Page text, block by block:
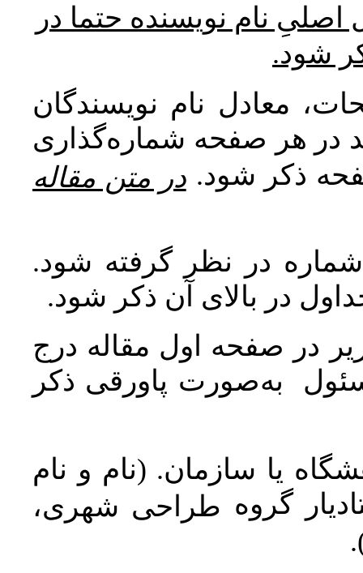
نام نویسنده حتما در
شود.
معادل نام نویسندگان
در هر صفحه شماره‌گذاری
ذکر شود. در متن مقاله
در نظر گرفته شود.
در بالای آن ذکر شود.
در صفحه اول مقاله درج
به‌صورت پاورقی ذکر
یا سازمان. (نام و نام
گروه طراحی شهری،